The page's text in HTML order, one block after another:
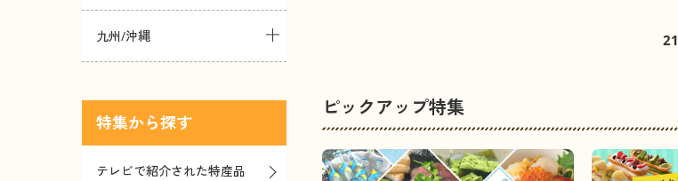
21
ピックアップ特集
九州/沖縄
特集
テレビで紹介された特産品